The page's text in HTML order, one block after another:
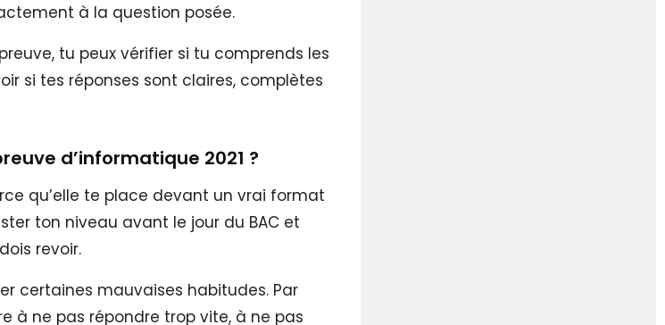
à la question posée.
tu peux vérifier si tu comprends les
si tes réponses sont claires, complètes
d’informatique 2021 ?
qu’elle te place devant un vrai format
ton niveau avant le jour du BAC et
revoir.
certaines mauvaises habitudes. Par
à ne pas répondre trop vite, à ne pas